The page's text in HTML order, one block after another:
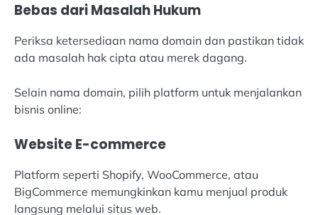
Bebas dari Masalah Hukum
Periksa ketersediaan nama domain dan pastikan tidak
ada masalah hak cipta atau merek dagang.
Selain nama domain, pilih platform untuk menjalankan
bisnis online:
Website E-commerce
Platform seperti Shopify, WooCommerce, atau
BigCommerce memungkinkan kamu menjual produk
langsung melalui situs web.